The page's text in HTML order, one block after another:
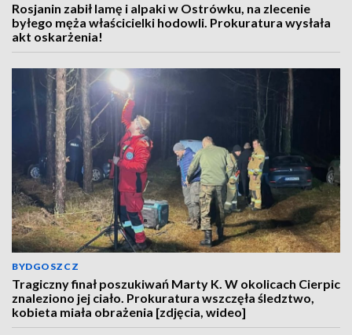
Rosjanin zabił lamę i alpaki w Ostrówku, na zlecenie
byłego męża właścicielki hodowli. Prokuratura wysłała
akt oskarżenia!
BYDGOSZCZ
Tragiczny finał poszukiwań Marty K. W okolicach Cierpic
znaleziono jej ciało. Prokuratura wszczęła śledztwo,
kobieta miała obrażenia [zdjęcia, wideo]